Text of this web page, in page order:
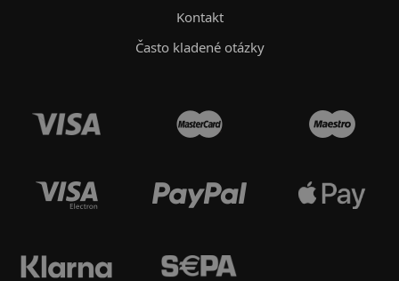
Kontakt
Často kladené otázky